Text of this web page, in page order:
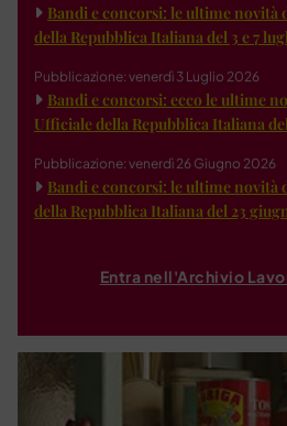
Bandi e concorsi: le ultime novità
della Repubblica Italiana del 3 e 7
Pubblicazione: venerdì 3 Luglio 2026
Bandi e concorsi: ecco le ultime
Ufficiale della Repubblica Italiana
Pubblicazione: venerdì 26 Giugno 2026
Bandi e concorsi: le ultime novità
della Repubblica Italiana del 23
Entra nell'Archivio